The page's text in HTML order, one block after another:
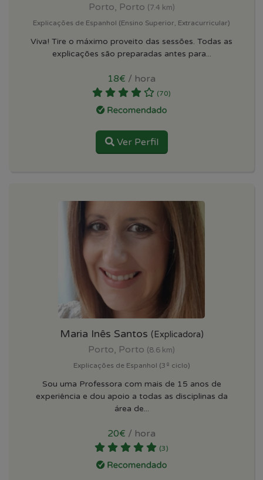
Porto, Porto (7.4 km)
Explicações de Espanhol (Ensino Superior, Extracurricular)
Viva! Tire o máximo proveito das sessões. Todas as
explicações são preparadas antes para...
18€ / hora
(70)
Ver Perfil
Maria Inês Santos (Explicadora)
Porto, Porto (8.6 km)
Explicações de Espanhol (3º ciclo)
Sou uma Professora com mais de 15 anos de
experiência e dou apoio a todas as disciplinas da
área de...
20€ / hora
(3)